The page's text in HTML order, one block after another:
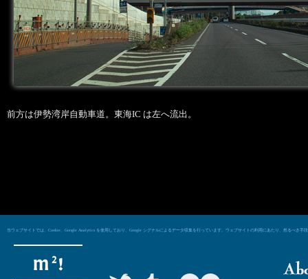
前方は伊勢湾岸自動車道。東海IC は左へ流出。
当ウェブサイトでは、Cookie、Google Analytics を使用しており、Google シグナルによるデータ収集を行っています。ウェブサイトの利用にあたり、然るべき